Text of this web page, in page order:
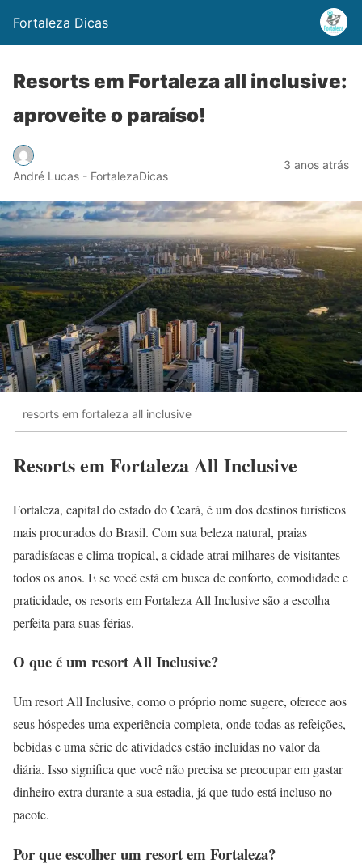
Fortaleza Dicas
Resorts em Fortaleza all inclusive:
aproveite o paraíso!
André Lucas - FortalezaDicas
3 anos atrás
resorts em fortaleza all inclusive
Resorts em Fortaleza All Inclusive
Fortaleza, capital do estado do Ceará, é um dos destinos turísticos
mais procurados do Brasil. Com sua beleza natural, praias
paradisíacas e clima tropical, a cidade atrai milhares de visitantes
todos os anos. E se você está em busca de conforto, comodidade e
praticidade, os resorts em Fortaleza All Inclusive são a escolha
perfeita para suas férias.
O que é um resort All Inclusive?
Um resort All Inclusive, como o próprio nome sugere, oferece aos
seus hóspedes uma experiência completa, onde todas as refeições,
bebidas e uma série de atividades estão incluídas no valor da
diária. Isso significa que você não precisa se preocupar em gastar
dinheiro extra durante a sua estadia, já que tudo está incluso no
pacote.
Por que escolher um resort em Fortaleza?